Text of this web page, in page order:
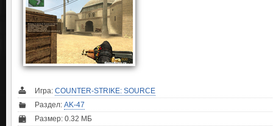
Игра: COUNTER-STRIKE: SOURCE
Раздел: AK-47
Размер: 0.32 МБ